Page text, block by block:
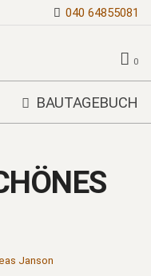
040 64855081
0
BAUTAGEBUCH
Janson